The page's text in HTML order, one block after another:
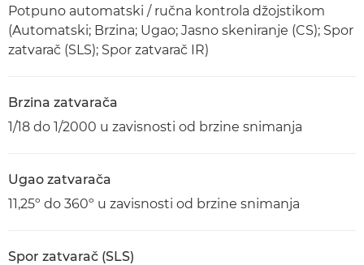
Potpuno automatski / ručna kontrola džojstikom
(Automatski; Brzina; Ugao; Jasno skeniranje (CS); Spor
zatvarač (SLS); Spor zatvarač IR)
Brzina zatvarača
1/18 do 1/2000 u zavisnosti od brzine snimanja
Ugao zatvarača
11,25º do 360º u zavisnosti od brzine snimanja
Spor zatvarač (SLS)